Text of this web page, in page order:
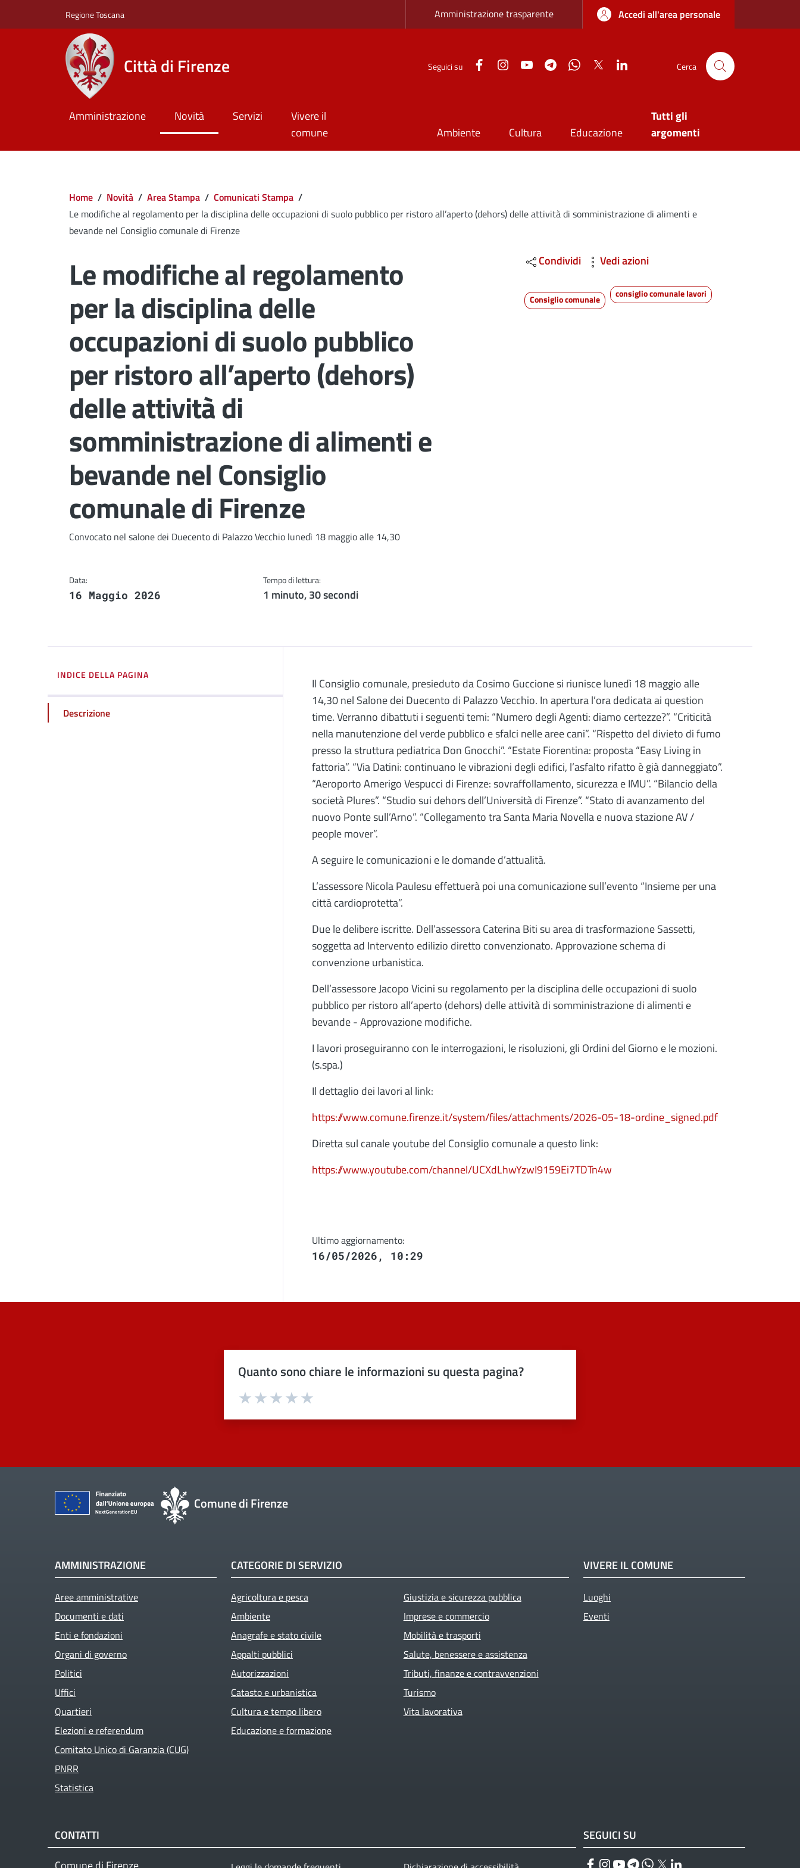
Regione Toscana Zona superiore sottile
Amministrazione trasparente Accedi all'area personale
Città di Firenze Seguici su FacebookInstagramYouTubeTelegramWhatsApp
Twitter Cerca
Amministrazione Novità Servizi
Vivere il
comune
Ambiente Cultura Educazione
Tutti gli
argomenti
Briciole di pane
Home / Novità / Area Stampa / Comunicati Stampa /
Le modifiche al regolamento per la disciplina delle occupazioni di suolo pubblico per ristoro all’aperto (dehors) delle attività di somministrazione di alimenti e
bevande nel Consiglio comunale di Firenze
Le modifiche al regolamento
per la disciplina delle
occupazioni di suolo pubblico
per ristoro all’aperto (dehors)
delle attività di
somministrazione di alimenti e
bevande nel Consiglio
comunale di Firenze
Dettagli
Convocato nel salone dei Duecento di Palazzo Vecchio lunedì 18 maggio alle 14,30
Data:
16 Maggio 2026
Tempo di lettura:
1 minuto, 30 secondi
Condividi Vedi azioni
Consiglio comunale consiglio comunale lavori
INDICE DELLA PAGINA
Descrizione
Descrizione
Il Consiglio comunale, presieduto da Cosimo Guccione si riunisce lunedì 18 maggio alle
14,30 nel Salone dei Duecento di Palazzo Vecchio. In apertura l’ora dedicata ai question
time. Verranno dibattuti i seguenti temi: “Numero degli Agenti: diamo certezze?”. “Criticità
nella manutenzione del verde pubblico e sfalci nelle aree cani”. “Rispetto del divieto di fumo
presso la struttura pediatrica Don Gnocchi”. “Estate Fiorentina: proposta “Easy Living in
fattoria”. “Via Datini: continuano le vibrazioni degli edifici, l’asfalto rifatto è già danneggiato”.
“Aeroporto Amerigo Vespucci di Firenze: sovraffollamento, sicurezza e IMU”. “Bilancio della
società Plures”. “Studio sui dehors dell’Università di Firenze”. “Stato di avanzamento del
nuovo Ponte sull’Arno”. “Collegamento tra Santa Maria Novella e nuova stazione AV /
people mover”.
A seguire le comunicazioni e le domande d’attualità.
L’assessore Nicola Paulesu effettuerà poi una comunicazione sull’evento “Insieme per una
città cardioprotetta”.
Due le delibere iscritte. Dell’assessora Caterina Biti su area di trasformazione Sassetti,
soggetta ad Intervento edilizio diretto convenzionato. Approvazione schema di
convenzione urbanistica.
Dell’assessore Jacopo Vicini su regolamento per la disciplina delle occupazioni di suolo
pubblico per ristoro all’aperto (dehors) delle attività di somministrazione di alimenti e
bevande - Approvazione modifiche.
I lavori proseguiranno con le interrogazioni, le risoluzioni, gli Ordini del Giorno e le mozioni.
(s.spa.)
Il dettaglio dei lavori al link:
https://www.comune.firenze.it/system/files/attachments/2026-05-18-ordine_signed.pdf
Diretta sul canale youtube del Consiglio comunale a questo link:
https://www.youtube.com/channel/UCXdLhwYzwI9159Ei7TDTn4w
Ultimo aggiornamento:
16/05/2026, 10:29
Quanto sono chiare le informazioni su questa pagina?
Valuta 4 stelle su 5
Valuta 3 stelle su 5
Valuta 2 stelle su 5
Valuta 1 stelle su 5
Comune di Firenze
AMMINISTRAZIONE
Aree amministrative
Documenti e dati
Enti e fondazioni
Organi di governo
Politici
Uffici
Quartieri
Elezioni e referendum
Comitato Unico di Garanzia (CUG)
PNRR
Statistica
CATEGORIE DI SERVIZIO
Agricoltura e pesca
Ambiente
Anagrafe e stato civile
Appalti pubblici
Autorizzazioni
Catasto e urbanistica
Cultura e tempo libero
Educazione e formazione
Giustizia e sicurezza pubblica
Imprese e commercio
Mobilità e trasporti
Salute, benessere e assistenza
Tributi, finanze e contravvenzioni
Turismo
Vita lavorativa
VIVERE IL COMUNE
Luoghi
Eventi
CONTATTI
SEGUICI SU
Facebook
Instagram
YouTube
Telegram
WhatsApp
Twitter